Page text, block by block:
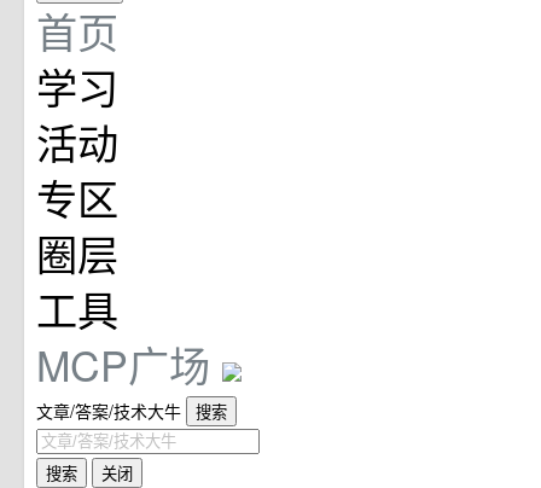
首页
学习
活动
专区
圈层
工具
MCP广场
文章/答案/技术大牛 搜索
搜索 关闭